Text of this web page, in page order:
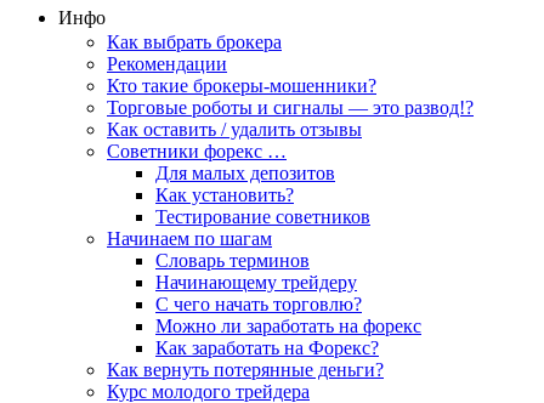
Инфо
Как выбрать брокера
Рекомендации
Кто такие брокеры-мошенники?
Торговые роботы и сигналы — это развод!?
Как оставить / удалить отзывы
Советники форекс …
Для малых депозитов
Как установить?
Тестирование советников
Начинаем по шагам
Словарь терминов
Начинающему трейдеру
С чего начать торговлю?
Можно ли заработать на форекс
Как заработать на Форекс?
Как вернуть потерянные деньги?
Курс молодого трейдера